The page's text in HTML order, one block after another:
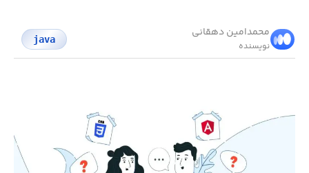
محمد‌امین دهقانی
نویسنده
java